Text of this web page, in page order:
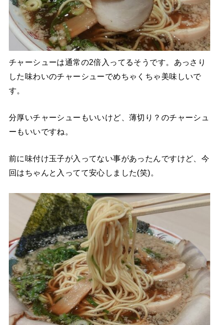
チャーシューは通常の2倍入ってるそうです。あっさり
した味わいのチャーシューでめちゃくちゃ美味しいで
す。
分厚いチャーシューもいいけど、薄切り？のチャーシュ
ーもいいですね。
前に味付け玉子が入ってない事があったんですけど、今
回はちゃんと入ってて安心しました(笑)。